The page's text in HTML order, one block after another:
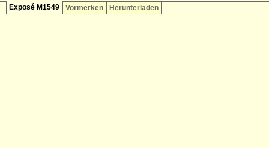
Exposé M1549 Vormerken Herunterladen